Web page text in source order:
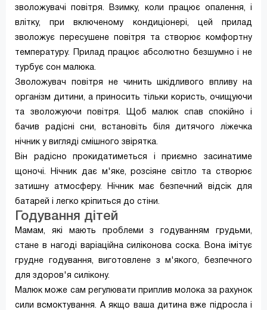
зволожувачі повітря. Взимку, коли працює опалення, і
влітку, при включеному кондиціонері, цей прилад
зволожує пересушене повітря та створює комфортну
температуру. Прилад працює абсолютно безшумно і не
турбує сон малюка.
Зволожувач повітря не чинить шкідливого впливу на
організм дитини, а приносить тільки користь, очищуючи
та зволожуючи повітря. Щоб малюк спав спокійно і
бачив радісні сни, встановіть біля дитячого ліжечка
нічник у вигляді смішного звірятка.
Він радісно прокидатиметься і приємно засинатиме
щоночі. Нічник дає м'яке, розсіяне світло та створює
затишну атмосферу. Нічник має безпечний відсік для
батарей і легко кріпиться до стіни.
Годування дітей
Мамам, які мають проблеми з годуванням грудьми,
стане в нагоді варіаційна силіконова соска. Вона імітує
грудне годування, виготовлене з м'якого, безпечного
для здоров'я силікону.
Малюк може сам регулювати приплив молока за рахунок
сили всмоктування. А якщо ваша дитина вже підросла і